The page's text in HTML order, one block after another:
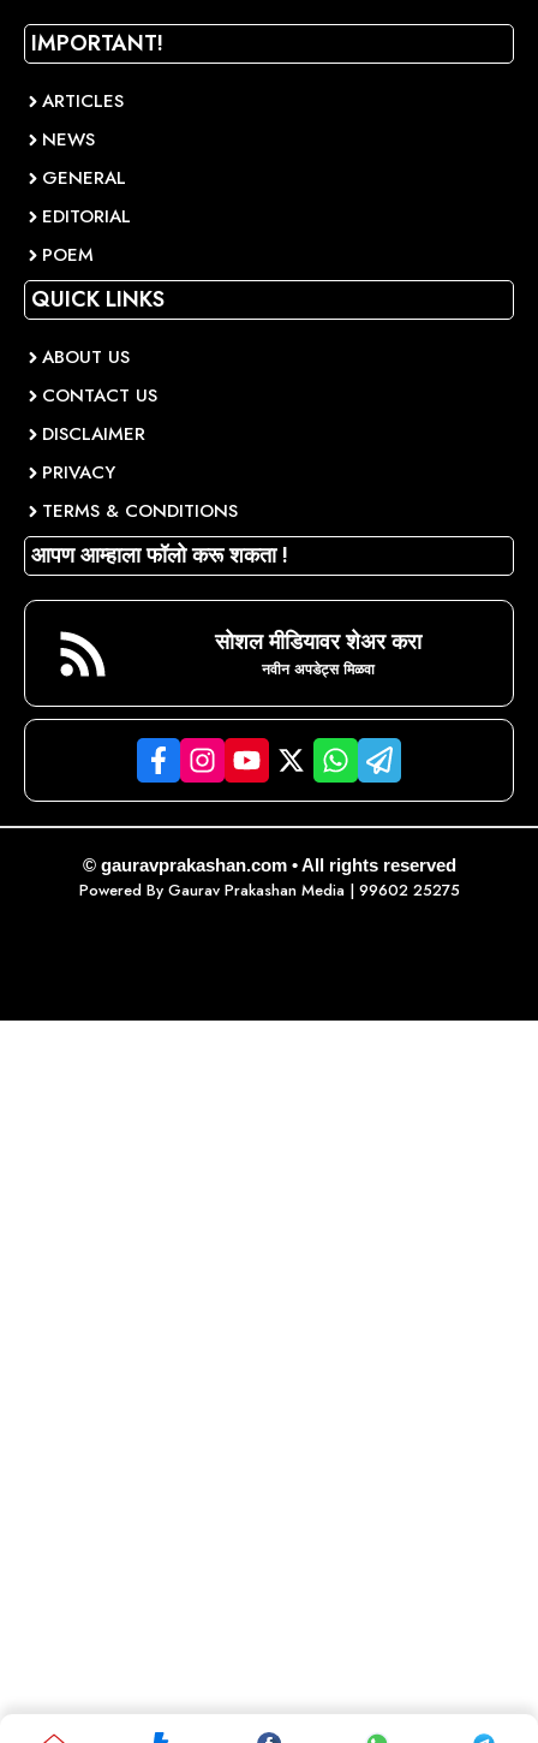
IMPORTANT!
ARTICLES
NEWS
GENERAL
EDITORIAL
POEM
QUICK LINKS
ABOUT US
CONTACT US
DISCLAIMER
PRIVACY
TERMS & CONDITIONS
आपण आम्हाला फॉलो करू शकता !
सोशल मीडियावर शेअर करा
नवीन अपडेट्स मिळवा
© gauravprakashan.com • All rights reserved
Powered By Gaurav Prakashan Media| 99602 25275